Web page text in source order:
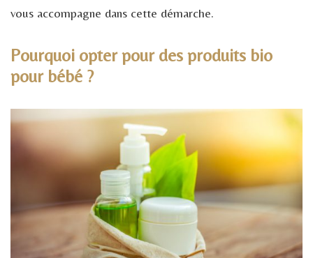
vous accompagne dans cette démarche.
Pourquoi opter pour des produits bio
pour bébé ?